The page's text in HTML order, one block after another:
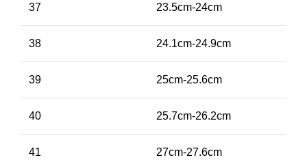
37 23.5cm-24cm
38 24.1cm-24.9cm
39 25cm-25.6cm
40 25.7cm-26.2cm
41 27cm-27.6cm